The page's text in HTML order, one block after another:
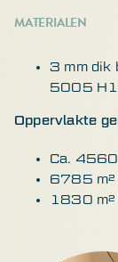
MATERIALEN
3 mm dik
5005
Oppervlakte
Ca. 4560
6785 m²
1830 m²